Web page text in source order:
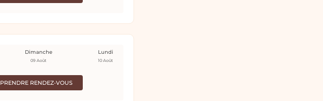
PRENDRE RENDEZ-VOUS
Dimanche
09 Août
Lundi
10 Août